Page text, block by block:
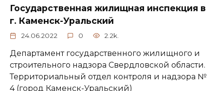
Государственная жилищная инспекция в
г. Каменск-Уральский
24.06.2022 0 2.2k.
Департамент государственного жилищного и
строительного надзора Свердловской области.
Территориальный отдел контроля и надзора №
4 (город Каменск-Уральский)